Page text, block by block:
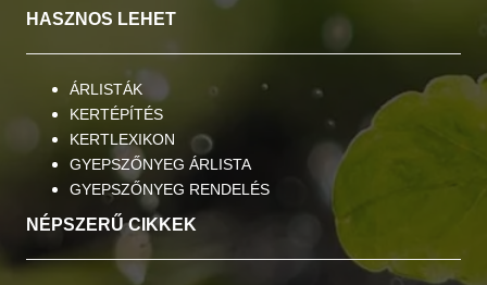
HASZNOS LEHET
ÁRLISTÁK
KERTÉPÍTÉS
KERTLEXIKON
GYEPSZŐNYEG ÁRLISTA
GYEPSZŐNYEG RENDELÉS
NÉPSZERŰ CIKKEK